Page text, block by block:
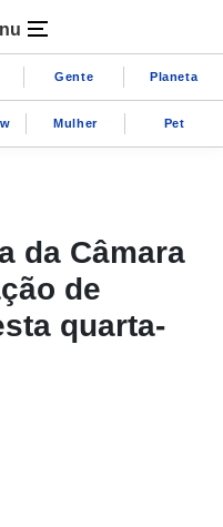
Gente Planeta
Mulher Pet
da Câmara
de
quarta-